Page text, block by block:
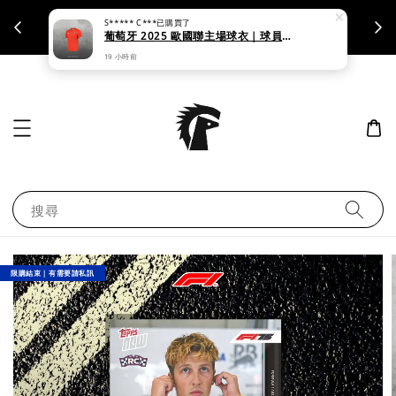
支援刷卡｜皆開立統一發票
搜尋
限購結束｜有需要請私訊
S***** C***已購買了
葡萄牙 2025 歐國聯主場球衣｜球員版 & 球迷版
19 小時前